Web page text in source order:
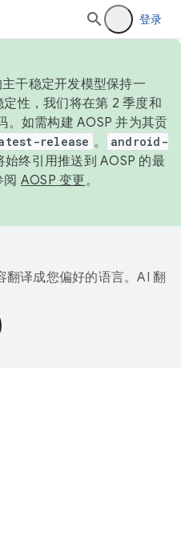
登录
干稳定开发模型保持一
性，我们将在第 2 季度和
。如需构建 AOSP 并为其贡
release 。
android-
始终引用推送到 AOSP 的最
AOSP 变更。
译成您偏好的语言。AI 翻